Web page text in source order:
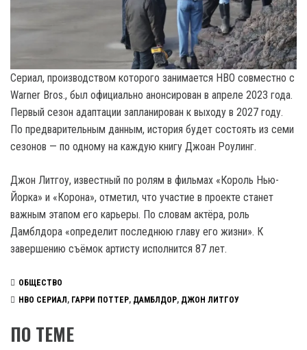
Сериал, производством которого занимается HBO совместно с
Warner Bros., был официально анонсирован в апреле 2023 года.
Первый сезон адаптации запланирован к выходу в 2027 году.
По предварительным данным, история будет состоять из семи
сезонов — по одному на каждую книгу Джоан Роулинг.
Джон Литгоу, известный по ролям в фильмах «Король Нью-
Йорка» и «Корона», отметил, что участие в проекте станет
важным этапом его карьеры. По словам актёра, роль
Дамблдора «определит последнюю главу его жизни». К
завершению съёмок артисту исполнится 87 лет.
ОБЩЕСТВО
HBO СЕРИАЛ, ГАРРИ ПОТТЕР, ДАМБЛДОР, ДЖОН ЛИТГОУ
ПО ТЕМЕ